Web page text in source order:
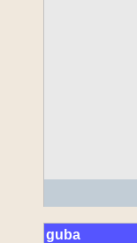
guba